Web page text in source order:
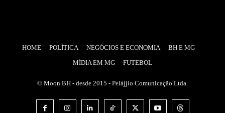
HOME POLÍTICA NEGÓCIOS E ECONOMIA
BH E MG
MÍDIA EM MG
FUTEBOL
© Moon BH - desde 2015 - Pelájjio Comunicação Ltda.